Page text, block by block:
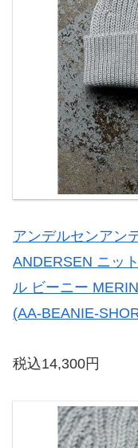
アンデルセンアン
ANDERSEN ニッ
ル ビーニー
(AA-BEANIE-
税込14,300円